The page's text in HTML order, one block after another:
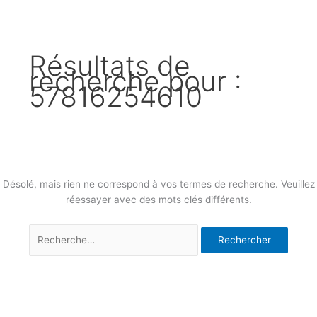
Résultats de
recherche pour :
57816254610
Désolé, mais rien ne correspond à vos termes de recherche. Veuillez
réessayer avec des mots clés différents.